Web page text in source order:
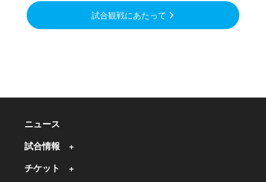
試合観戦にあたって
ニュース
試合情報
チケット